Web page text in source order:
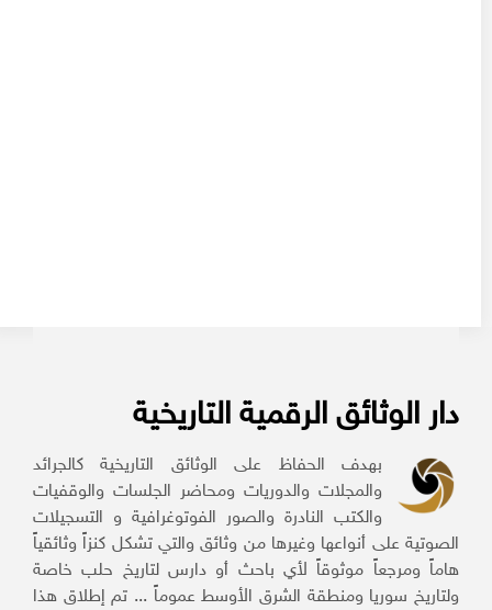
دار الوثائق الرقمية التاريخية
بهدف الحفاظ على الوثائق التاريخية كالجرائد
والمجلات والدوريات ومحاضر الجلسات والوقفيات
والكتب النادرة والصور الفوتوغرافية و التسجيلات
الصوتية على أنواعها وغيرها من وثائق والتي تشكل كنزاً وثائقياً
هاماً ومرجعاً موثوقاً لأي باحث أو دارس لتاريخ حلب خاصة
ولتاريخ سوريا ومنطقة الشرق الأوسط عموماً ... تم إطلاق هذا